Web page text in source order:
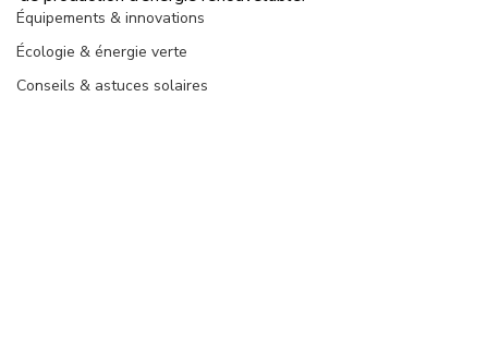
Équipements & innovations
Écologie & énergie verte
Conseils & astuces solaires